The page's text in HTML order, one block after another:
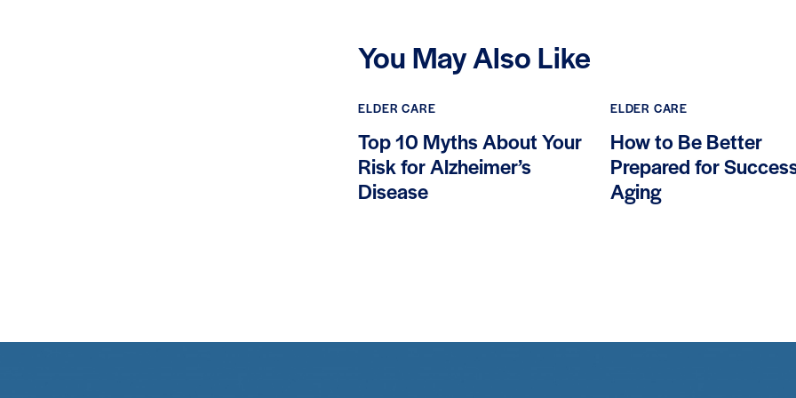
You May Also Like
ELDER CARE
Top 10 Myths About Your
Risk for Alzheimer’s
Disease
ELDER CARE
How to Be Better
Prepared for
Aging